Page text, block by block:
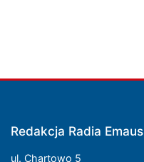
Redakcja Radia Emaus
ul. Chartowo 5